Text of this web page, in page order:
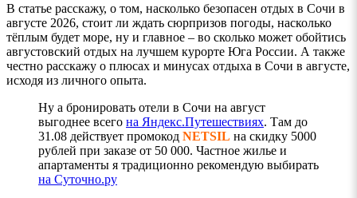
В статье расскажу, о том, насколько безопасен отдых в Сочи в
августе 2026, стоит ли ждать сюрпризов погоды, насколько
тёплым будет море, ну и главное – во сколько может обойтись
августовский отдых на лучшем курорте Юга России. А также
честно расскажу о плюсах и минусах отдыха в Сочи в августе,
исходя из личного опыта.
Ну а бронировать отели в Сочи на август
выгоднее всего на Яндекс.Путешествиях. Там до
31.08 действует промокод NETSIL на скидку 5000
рублей при заказе от 50 000. Частное жилье и
апартаменты я традиционно рекомендую выбирать
на Суточно.ру